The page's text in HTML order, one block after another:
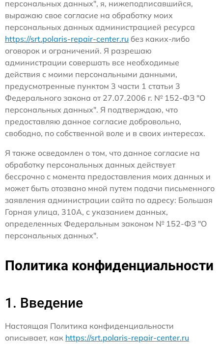
персональных данных", я, нижеподписавшийся,
выражаю свое согласие на обработку моих
персональных данных администрацией ресурса
https://srt.polaris-repair-center.ru без каких-либо
оговорок и ограничений. Я разрешаю
администрации совершать все необходимые
действия с моими персональными данными,
предусмотренные пунктом 3 части 1 статьи 3
Федерального закона от 27.07.2006 г. № 152-ФЗ "О
персональных данных". Я подтверждаю, что
предоставляю данное согласие добровольно,
свободно, по собственной воле и в своих интересах.
Я также осведомлен о том, что данное согласие на
обработку персональных данных действует
бессрочно с момента предоставления моих данных и
может быть отозвано мной путем подачи письменного
заявления администрации сайта по адресу: Большая
Горная улица, 310А, с указанием данных,
определенных Федеральным законом № 152-ФЗ "О
персональных данных".
Политика конфиденциальности
1. Введение
Настоящая Политика конфиденциальности
описывает, как https://srt.polaris-repair-center.ru